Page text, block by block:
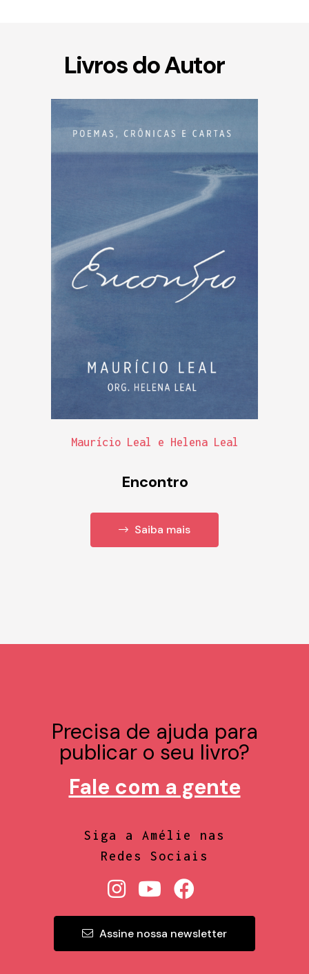
Livros do Autor
Maurício Leal e Helena Leal
Encontro
Saiba mais
Precisa de ajuda para
publicar o seu livro?
Fale com a gente
Siga a Amélie nas
Redes Sociais
Assine nossa newsletter